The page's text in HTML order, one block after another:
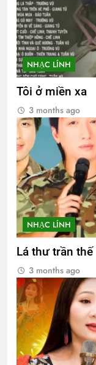
NHẠC LÍNH
Tôi ở miền xa
3 months ago
NHẠC LÍNH
Lá thư trần thế
3 months ago